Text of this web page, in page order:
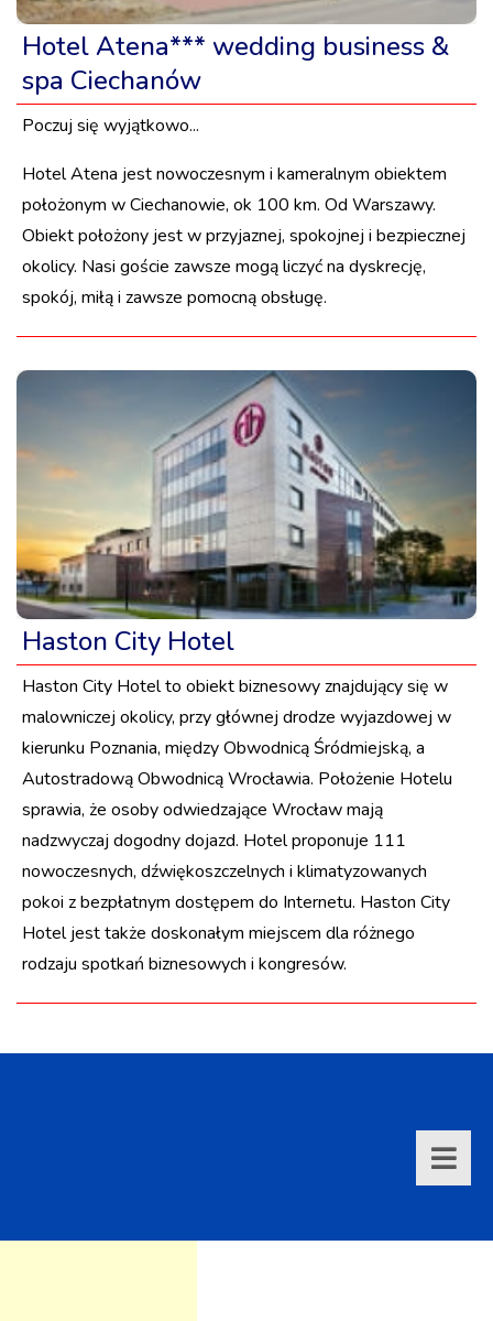
Hotel Atena*** wedding business &
spa Ciechanów
Poczuj się wyjątkowo...
Hotel Atena jest nowoczesnym i kameralnym obiektem
położonym w Ciechanowie, ok 100 km. Od Warszawy.
Obiekt położony jest w przyjaznej, spokojnej i bezpiecznej
okolicy. Nasi goście zawsze mogą liczyć na dyskrecję,
spokój, miłą i zawsze pomocną obsługę.
Haston City Hotel
Haston City Hotel to obiekt biznesowy znajdujący się w
malowniczej okolicy, przy głównej drodze wyjazdowej w
kierunku Poznania, między Obwodnicą Śródmiejską, a
Autostradową Obwodnicą Wrocławia. Położenie Hotelu
sprawia, że osoby odwiedzające Wrocław mają
nadzwyczaj dogodny dojazd. Hotel proponuje 111
nowoczesnych, dźwiękoszczelnych i klimatyzowanych
pokoi z bezpłatnym dostępem do Internetu. Haston City
Hotel jest także doskonałym miejscem dla różnego
rodzaju spotkań biznesowych i kongresów.